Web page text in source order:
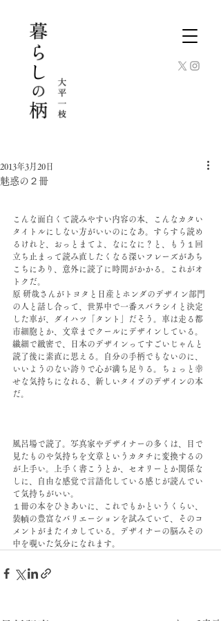
魅惑の２冊
2013年3月20日
こんな面白くて読みやすい内容の本、こんなカタい
タイトルにしない方がいいのになあ。すらすら読め
るけれど、おっとまてよ、なになに？と、もう１回
立ち止まって読み直したくなる深いフレーズがあち
こちにあり、意外に読了に時間がかかる。これがオ
トクだ。
原 研哉さんがトヨタと日産とホンダのデザイン部門
の人と話し合って、世界中で一番スバラシイと決定
した車が、ダイハツ「タント」だそう。車は走る都
市細胞とか、文章までクールにデザインしている。
繊細で緻密で、日本のデザインってすごいじゃんと
読了後に素直に思える。自分の手柄でもないのに、
いいようのない誇りで心が満ち足りる。ちょっと幸
せな気持ちになれる、新しいタイプのデザインの本
だ。
風呂場で読了。写真家やデザイナーの多くは、目で
見たものや気持ちを文章というカタチに変換するの
が上手い。上手く書こうとか、セオリーとか関係な
しに、自由な感覚で言語化している感じが読んでい
て気持ちがいい。
１冊の本をひきあいに、これでもかというくらい、
装幀の豊富なバリエーションを試みていて、そのコ
メントがまたイカしている。デザイナーの脳みその
中を覗いた気分になれます。